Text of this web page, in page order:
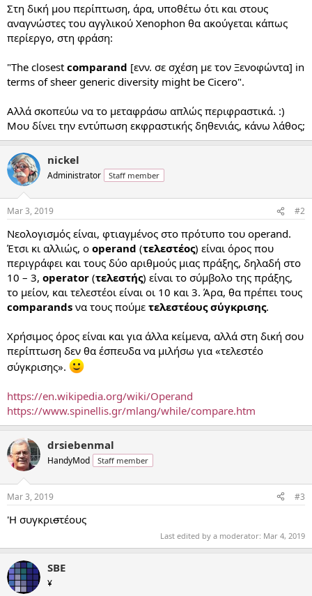
Στη δική μου περίπτωση, άρα, υποθέτω ότι και στους
αναγνώστες του αγγλικού Xenophon θα ακούγεται κάπως
περίεργο, στη φράση:
"The closest comparand [ενν. σε σχέση με τον Ξενοφώντα] in
terms of sheer generic diversity might be Cicero".
Αλλά σκοπεύω να το μεταφράσω απλώς περιφραστικά. :)
Μου δίνει την εντύπωση εκφραστικής δηθενιάς, κάνω λάθος;
nickel
Administrator Staff member
Mar 3, 2019 #2
Νεολογισμός είναι, φτιαγμένος στο πρότυπο του operand.
Έτσι κι αλλιώς, ο operand (τελεστέος) είναι όρος που
περιγράφει και τους δύο αριθμούς μιας πράξης, δηλαδή στο
10 – 3, operator (τελεστής) είναι το σύμβολο της πράξης,
το μείον, και τελεστέοι είναι οι 10 και 3. Άρα, θα πρέπει τους
comparands να τους πούμε τελεστέους σύγκρισης.
Χρήσιμος όρος είναι και για άλλα κείμενα, αλλά στη δική σου
περίπτωση δεν θα έσπευδα να μιλήσω για «τελεστέο
σύγκρισης».
https://en.wikipedia.org/wiki/Operand
https://www.spinellis.gr/mlang/while/compare.htm
drsiebenmal
HandyMod Staff member
Mar 3, 2019 #3
'Η συγκριστέους
Last edited by a moderator: Mar 4, 2019
SBE
¥